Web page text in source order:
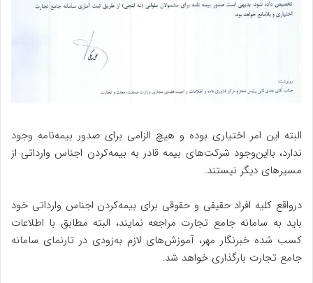
البته این امر اختیاری بوده و هیچ الزامی برای صدور بیمه‌نامه وجود
ندارد، بااین‌وجود شرکت‌های بیمه قادر به بیمه‌کردن اجناس وارداتی از
مسیرهای دیگر نیستند.
درواقع کلیه افراد حقیقی و حقوقی برای بیمه‌کردن اجناس وارداتی خود
باید به سامانه جامع تجارت مراجعه نمایند، البته مطابق با اطلاعات
کسب شده خبرنگار مهر، آموزش‌های لازم به‌زودی در تارنمای سامانه
جامع تجارت بارگذاری خواهد شد.